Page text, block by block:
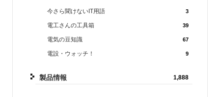
今さら聞けないIT用語 3
電工さんの工具箱 39
電気の豆知識 67
電設・ウォッチ！ 9
製品情報 1,888